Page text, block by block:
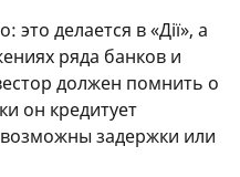
делается в «Дії», а
ряда банков и
должен помнить о
он кредитует
возможны задержки или